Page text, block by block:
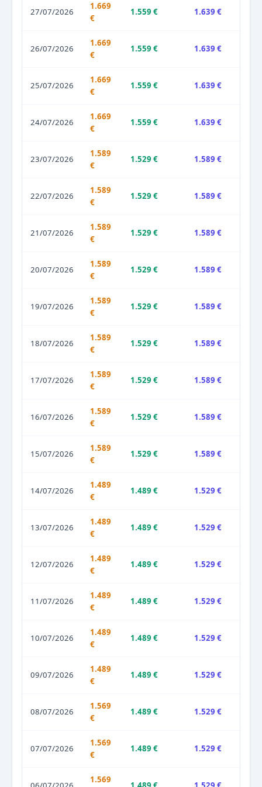
27/07/2026
1.669
€
1.559 € 1.639 €
26/07/2026
1.669
€
1.559 € 1.639 €
25/07/2026
1.669
€
1.559 € 1.639 €
24/07/2026
1.669
€
1.559 € 1.639 €
23/07/2026
1.589
€
1.529 € 1.589 €
22/07/2026
1.589
€
1.529 € 1.589 €
21/07/2026
1.589
€
1.529 € 1.589 €
20/07/2026
1.589
€
1.529 € 1.589 €
19/07/2026
1.589
€
1.529 € 1.589 €
18/07/2026
1.589
€
1.529 € 1.589 €
17/07/2026
1.589
€
1.529 € 1.589 €
16/07/2026
1.589
€
1.529 € 1.589 €
15/07/2026
1.589
€
1.529 € 1.589 €
14/07/2026
1.489
€
1.489 € 1.529 €
13/07/2026
1.489
€
1.489 € 1.529 €
12/07/2026
1.489
€
1.489 € 1.529 €
11/07/2026
1.489
€
1.489 € 1.529 €
10/07/2026
1.489
€
1.489 € 1.529 €
09/07/2026
1.489
€
1.489 € 1.529 €
08/07/2026
1.569
€
1.489 € 1.529 €
07/07/2026
1.569
€
1.489 € 1.529 €
1.569